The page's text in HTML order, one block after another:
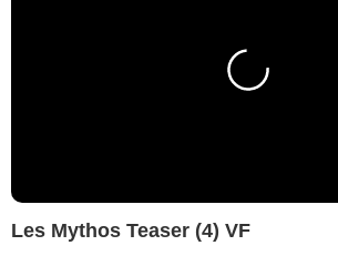
Les Mythos Teaser (4) VF